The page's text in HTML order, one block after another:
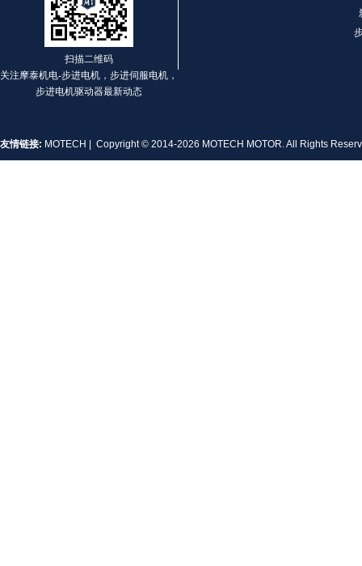
MT-1704HS168A
扫描二维码
关注摩泰机电-步进电机，步进伺服电机，
步进电机驱动器最新动态
友情链接: MOTECH | Copyright © 2014-2026 MOTECH MOTOR. All Rights